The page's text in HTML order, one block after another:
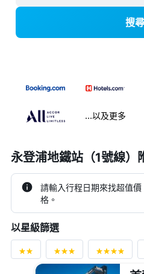
搜尋
...以及更多
永登浦地鐵站（1號線）
請輸入行程日期來找超值價
格。
以星級篩選